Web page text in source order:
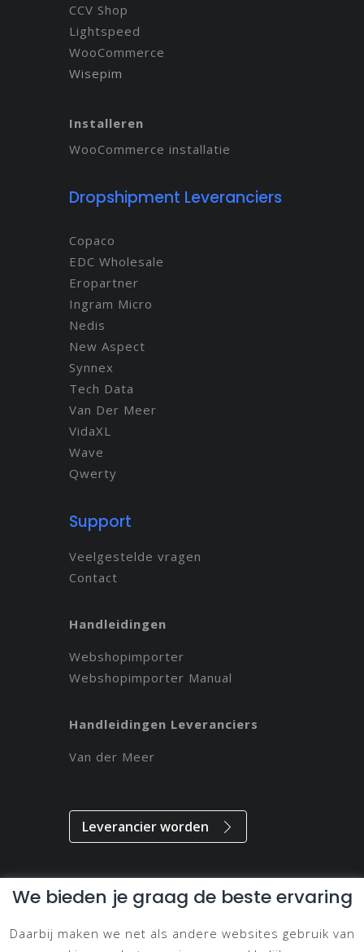
CCV Shop
Lightspeed
WooCommerce
Wisepim
Installeren
WooCommerce installatie
Dropshipment Leveranciers
Copaco
EDC Wholesale
Eropartner
Ingram Micro
Nedis
New Aspect
Synnex
Tech Data
Van Der Meer
VidaXL
Wave
Qwerty
Support
Veelgestelde vragen
Contact
Handleidingen
Webshopimporter
Webshopimporter Manual
Handleidingen Leveranciers
Van der Meer
Leverancier worden
Alle rechten voorbehouden // 2021 // Magdeveloper
Privacy & Disclaimer
We bieden je graag de beste ervaring
Daarbij maken we net als andere websites gebruik van